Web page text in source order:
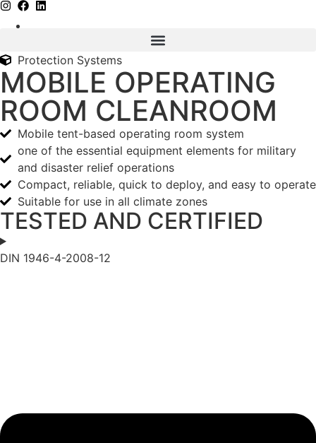
Protection Systems
MOBILE OPERATING
ROOM CLEANROOM
Mobile tent-based operating room system
one of the essential equipment elements for military
and disaster relief operations
Compact, reliable, quick to deploy, and easy to operate
Suitable for use in all climate zones
TESTED AND CERTIFIED
DIN 1946-4-2008-12